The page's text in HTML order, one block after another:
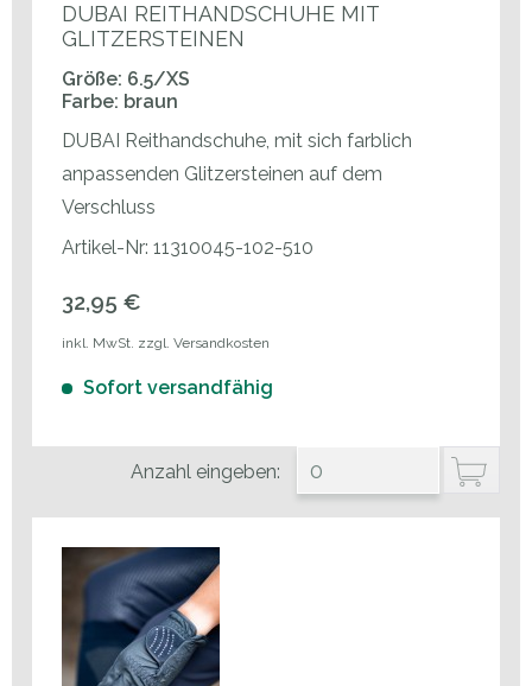
DUBAI REITHANDSCHUHE MIT
GLITZERSTEINEN
Größe: 6.5/XS
Farbe: braun
DUBAI Reithandschuhe, mit sich farblich
anpassenden Glitzersteinen auf dem
Verschluss
Artikel-Nr: 11310045-102-510
32,95 €
inkl. MwSt. zzgl. Versandkosten
Sofort versandfähig
Anzahl eingeben: